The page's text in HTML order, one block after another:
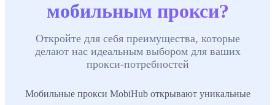
мобильным прокси?
Откройте для себя преимущества, которые
делают нас идеальным выбором для ваших
прокси-потребностей
Мобильные прокси MobiHub открывают уникальные